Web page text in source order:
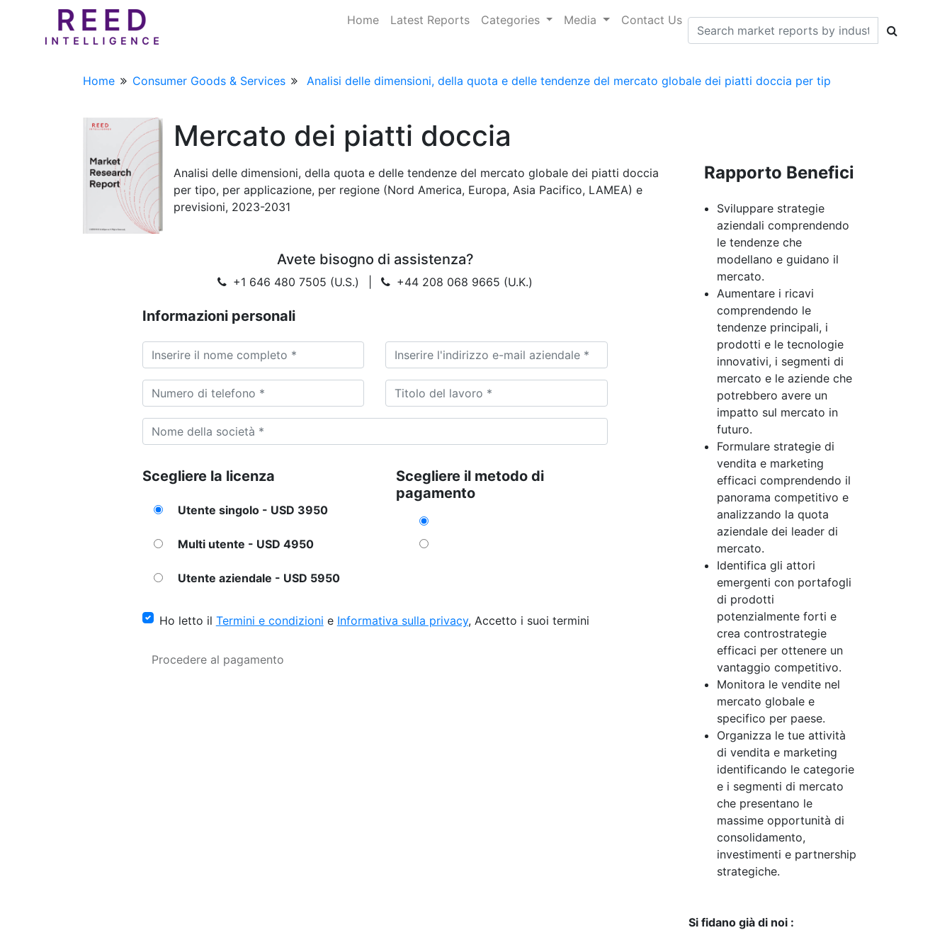
Home Latest Reports Categories Media Contact Us
Home Consumer Goods & Services Analisi delle dimensioni, della quota e delle tendenze del mercato globale dei piatti doccia per tip
Mercato dei piatti doccia
Analisi delle dimensioni, della quota e delle tendenze del mercato globale dei piatti doccia
per tipo, per applicazione, per regione (Nord America, Europa, Asia Pacifico, LAMEA) e
previsioni, 2023-2031
Avete bisogno di assistenza?
+1 646 480 7505 (U.S.) +44 208 068 9665 (U.K.)
Informazioni personali
Scegliere la licenza
Utente singolo - USD 3950
Multi utente - USD 4950
Utente aziendale - USD 5950
Scegliere il metodo di
pagamento
Ho letto il Termini e condizioni e Informativa sulla privacy, Accetto i suoi termini
Procedere al pagamento
Rapporto Benefici
Sviluppare strategie
aziendali comprendendo
le tendenze che
modellano e guidano il
mercato.
Aumentare i ricavi
comprendendo le
tendenze principali, i
prodotti e le tecnologie
innovativi, i segmenti di
mercato e le aziende che
potrebbero avere un
impatto sul mercato in
futuro.
Formulare strategie di
vendita e marketing
efficaci comprendendo il
panorama competitivo e
analizzando la quota
aziendale dei leader di
mercato.
Identifica gli attori
emergenti con portafogli
di prodotti
potenzialmente forti e
crea controstrategie
efficaci per ottenere un
vantaggio competitivo.
Monitora le vendite nel
mercato globale e
specifico per paese.
Organizza le tue attività
di vendita e marketing
identificando le categorie
e i segmenti di mercato
che presentano le
massime opportunità di
consolidamento,
investimenti e partnership
strategiche.
Si fidano già di noi :